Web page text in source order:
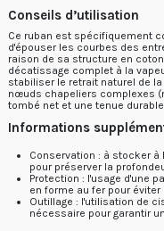
Conseils d’utilisation
Ce ruban est spécifiquement
d'épouser les courbes des
raison de sa structure en
décatissage complet à la
stabiliser le retrait naturel de
nœuds chapeliers complexes
tombé net et une tenue durable.
Informations
Conservation : à stocker à
pour préserver la
Protection : l'usage d'une
en forme au fer pour éviter
Outillage : l'utilisation de
nécessaire pour garantir